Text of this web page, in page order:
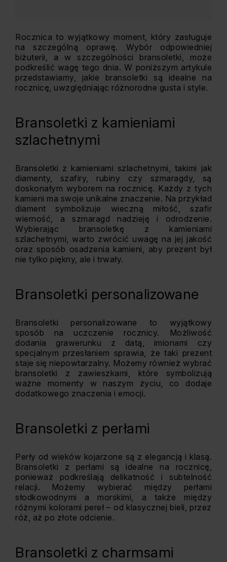
Rocznica to wyjątkowy moment, który zasługuje
na szczególną oprawę. Wybór odpowiedniej
biżuterii, a w szczególności bransoletki, może
podkreślić wagę tego dnia. W poniższym artykule
przedstawiamy, jakie bransoletki są idealne na
rocznicę, uwzględniając różnorodne gusta i style.
Bransoletki z kamieniami
szlachetnymi
Bransoletki z kamieniami szlachetnymi, takimi jak
diamenty, szafiry, rubiny czy szmaragdy, są
doskonałym wyborem na rocznicę. Każdy z tych
kamieni ma swoje unikalne znaczenie. Na przykład
diament symbolizuje wieczną miłość, szafir
wierność, a szmaragd nadzieję i odrodzenie.
Wybierając bransoletkę z kamieniami
szlachetnymi, warto zwrócić uwagę na jej jakość
oraz sposób osadzenia kamieni, aby prezent był
nie tylko piękny, ale i trwały.
Bransoletki personalizowane
Bransoletki personalizowane to wyjątkowy
sposób na uczczenie rocznicy. Możliwość
dodania grawerunku z datą, imionami czy
specjalnym przesłaniem sprawia, że taki prezent
staje się niepowtarzalny. Możemy również wybrać
bransoletki z zawieszkami, które symbolizują
ważne momenty w naszym życiu, co dodaje
dodatkowego znaczenia i emocji.
Bransoletki z perłami
Perły od wieków kojarzone są z elegancją i klasą.
Bransoletki z perłami są idealne na rocznicę,
ponieważ podkreślają delikatność i subtelność
relacji. Możemy wybierać między perłami
słodkowodnymi a morskimi, a także między
różnymi kolorami pereł – od klasycznej bieli, przez
róż, aż po złote odcienie.
Bransoletki z charmsami